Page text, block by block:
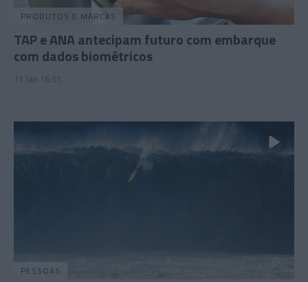
PRODUTOS E MARCAS
TAP e ANA antecipam futuro com embarque
com dados biométricos
11 Jan 16:51
PESSOAS